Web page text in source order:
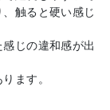
触ると硬い感じ
じの違和感が出
ます。